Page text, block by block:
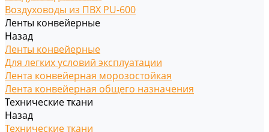
Воздуховоды из ПВХ PU-600
Ленты конвейерные
Назад
Ленты конвейерные
Для легких условий эксплуатации
Лента конвейерная морозостойкая
Лента конвейерная общего назначения
Технические ткани
Назад
Технические ткани